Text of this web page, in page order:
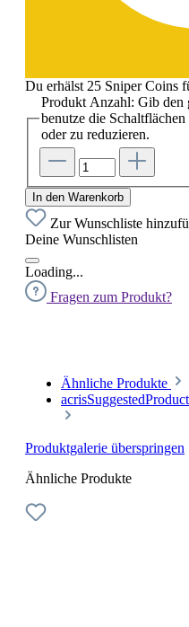
Du erhälst 25 Sniper Coins
Produkt Anzahl: Gib den
benutze die
oder zu reduzieren.
In den Warenkorb
Zur Wunschliste
Deine Wunschlisten
Loading...
Fragen zum Produkt?
Ähnliche Produkte
Produktgalerie überspringen
Ähnliche Produkte